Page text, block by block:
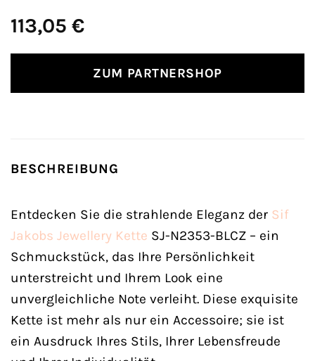
113,05 €
ZUM PARTNERSHOP
BESCHREIBUNG
Entdecken Sie die strahlende Eleganz der Sif
Jakobs Jewellery Kette SJ-N2353-BLCZ – ein
Schmuckstück, das Ihre Persönlichkeit
unterstreicht und Ihrem Look eine
unvergleichliche Note verleiht. Diese exquisite
Kette ist mehr als nur ein Accessoire; sie ist
ein Ausdruck Ihres Stils, Ihrer Lebensfreude